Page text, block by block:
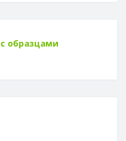
образцами